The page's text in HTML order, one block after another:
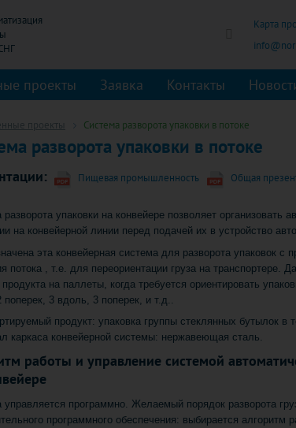
Карта
проекты Заявка Контакты
проекты Система разворота упаковки в потоке
разворота упаковки в потоке
Пищевая промышленность Общая
упаковки на конвейере позволяет организовать
на конвейерной линии перед подачей их в устройство
эта конвейерная система для разворота упаковок с
потока , т.е. для переориентации груза на транспортере.
на паллеты, когда требуется ориентировать
поперек, 3 вдоль, 3 поперек, и т.д..
продукт: упаковка группы стеклянных бутылок в
каркаса конвейерной системы: нержавеющая сталь.
работы и управление системой
управляется программно. Желаемый порядок разворота
программного обеспечения: выбирается алгоритм